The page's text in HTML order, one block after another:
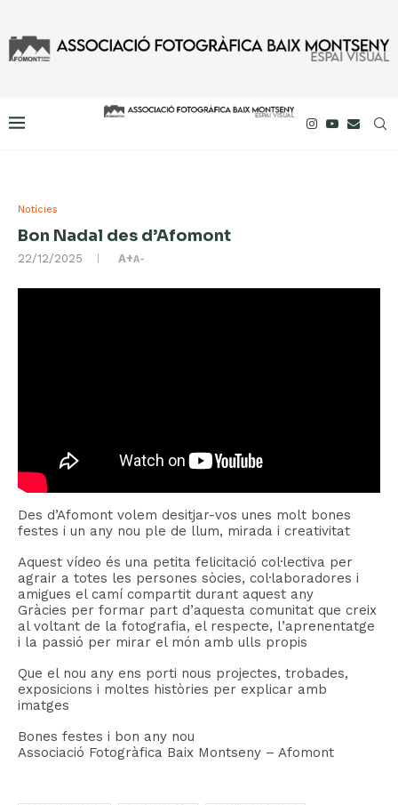
Notícies
Bon Nadal des d’Afomont
22/12/2025 A+A-
Des d’Afomont volem desitjar-vos unes molt bones
festes i un any nou ple de llum, mirada i creativitat
Aquest vídeo és una petita felicitació col·lectiva per
agrair a totes les persones sòcies, col·laboradores i
amigues el camí compartit durant aquest any
Gràcies per formar part d’aquesta comunitat que creix
al voltant de la fotografia, el respecte, l’aprenentatge
i la passió per mirar el món amb ulls propis
Que el nou any ens porti nous projectes, trobades,
exposicions i moltes històries per explicar amb
imatges
Bones festes i bon any nou
Associació Fotogràfica Baix Montseny – Afomont